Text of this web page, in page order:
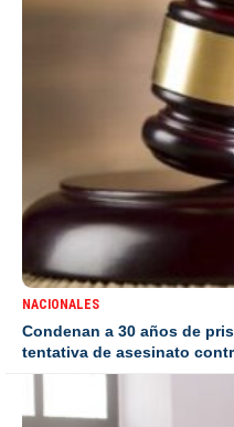
NACIONALES
Condenan a 30 años de
tentativa de asesinato